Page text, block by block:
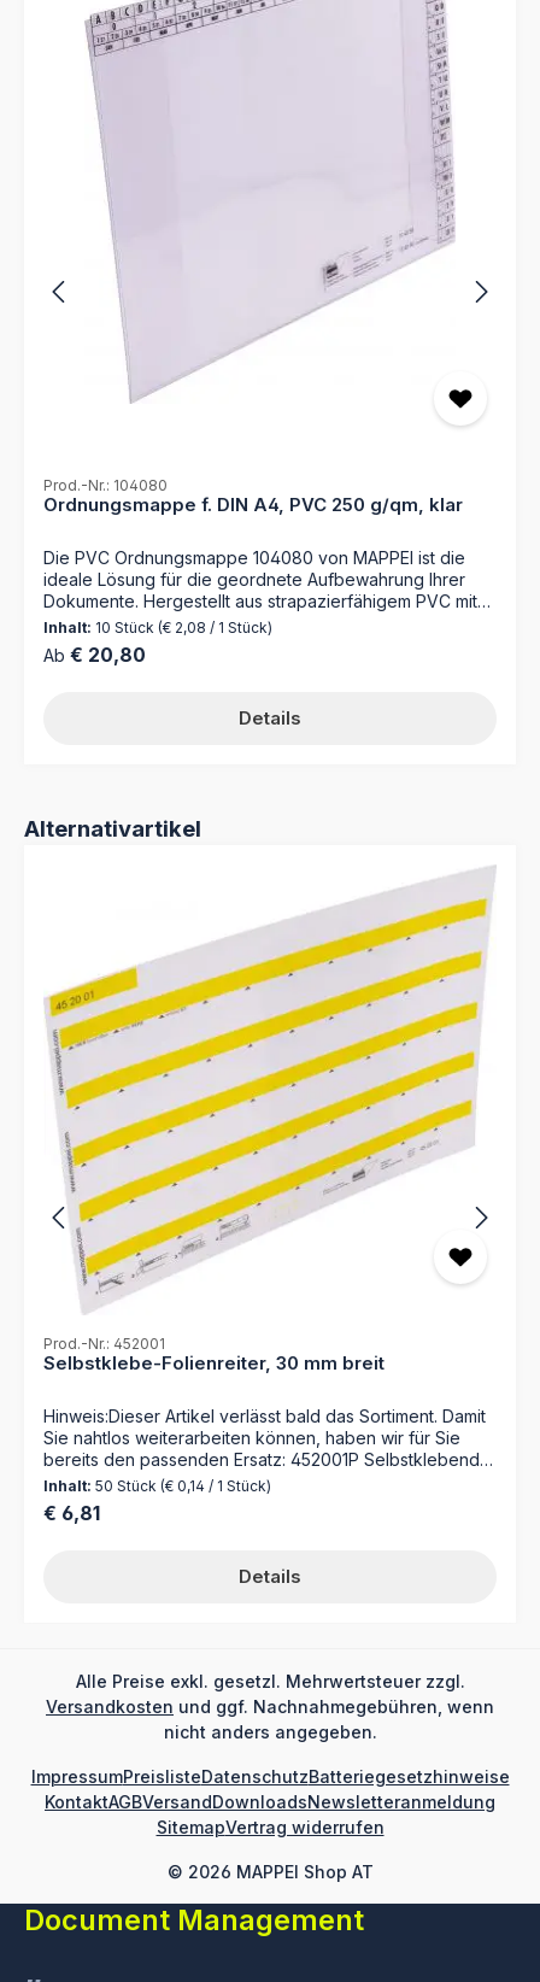
Prod.-Nr.: 104080
Ordnungsmappe f. DIN A4, PVC 250 g/qm, klar
Die PVC Ordnungsmappe 104080 von MAPPEI ist die
ideale Lösung für die geordnete Aufbewahrung Ihrer
Dokumente. Hergestellt aus strapazierfähigem PVC mit
250 g/m² und ausgestattet mit praktischen Funktionen,
erleichtert sie die Organisation Ihrer Unterlagen im
Büroalltag. Bringen Sie Ordnung in Ihre Unterlagen mit
robuste PVC-Material sorgt für Langlebigkeit und Schutz
Ihrer Dokumente. Dank der alphanumerischen
bleiben. Mit einer Kapazität von 50 Blatt Papier bietet die
Mappe ausreichend Platz für Ihre wichtigsten
Selbstklebereiter, um Ihre Unterlagen noch effizienter zu
organisieren. Vertrauen Sie auf MAPPEI für hochwertige
Büroausstattung, die Ihre Arbeitsabläufe optimiert.
(250 g/m²) Alphanumerische Ordnungsleiste zum
schnellen Auffinden der Mappe Seitenklappen halten
die Unterlagen sicher an ihrem Platz Fassungsvermögen
für bis zu 50 Blatt Papier Passend zur Aufbewahrung in
der MAPPEI-Ordnungsbox
Inhalt: 10 Stück (€ 2,08 / 1 Stück)
Regulärer Preis:
Ab € 20,80
Details
Produktgalerie überspringen
Alternativartikel
Prod.-Nr.: 452001
Selbstklebe-Folienreiter, 30 mm breit
Hinweis:Dieser Artikel verlässt bald das Sortiment. Damit
Sie nahtlos weiterarbeiten können, haben wir für Sie
bereits den passenden Ersatz: 452001P Selbstklebende
Folienreiter mit Schutzfolie 30 mm zum
Selbstbeschriftenfür numerische Suchbegriffe (Ablage
nach Ziffern) 1 Bogen = 50 Reiter Farbe: gelb Material:
wir einen Druckservice nach Ihre Vorgaben (Dateien) an.
Inhalt: 50 Stück (€ 0,14 / 1 Stück)
Regulärer Preis:
€ 6,81
Details
Alle Preise exkl. gesetzl. Mehrwertsteuer zzgl.
Versandkosten und ggf. Nachnahmegebühren, wenn
nicht anders angegeben.
© 2026 MAPPEI Shop AT
ImpressumPreislisteDatenschutzBatteriegesetzhinweise
KontaktAGBVersandDownloadsNewsletteranmeldung
SitemapVertrag widerrufen
Document Management